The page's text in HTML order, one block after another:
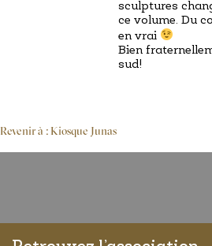
sculptures
ce volume. Du
en vrai
Bien
sud!
Revenir à : Kiosque Junas